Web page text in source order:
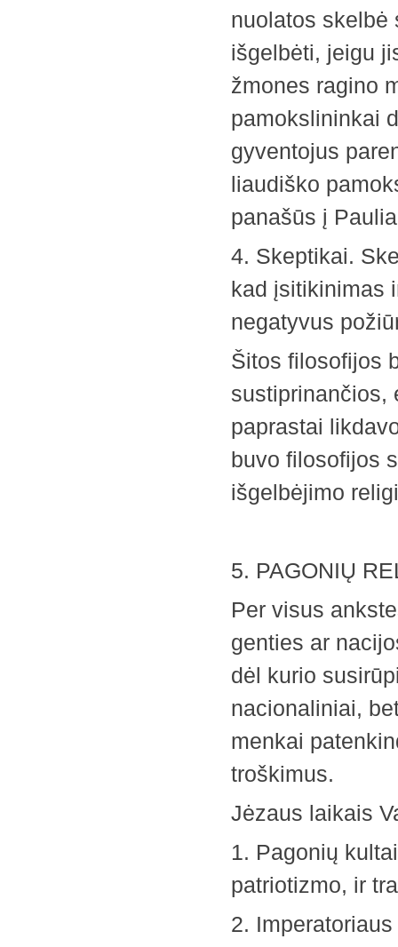
nuolatos skelbė
išgelbėti, jeigu
žmones ragino
pamokslininkai
gyventojus
liaudiško
panašūs į
4. Skeptikai.
kad įsitikinimas
negatyvus
Šitos filosofijos
sustiprinančios,
paprastai
buvo filosofijos
išgelbėjimo
5. PAGONIŲ
Per visus
genties ar
dėl kurio
nacionaliniai,
menkai
troškimus.
Jėzaus laikais
1. Pagonių
patriotizmo, ir
2.